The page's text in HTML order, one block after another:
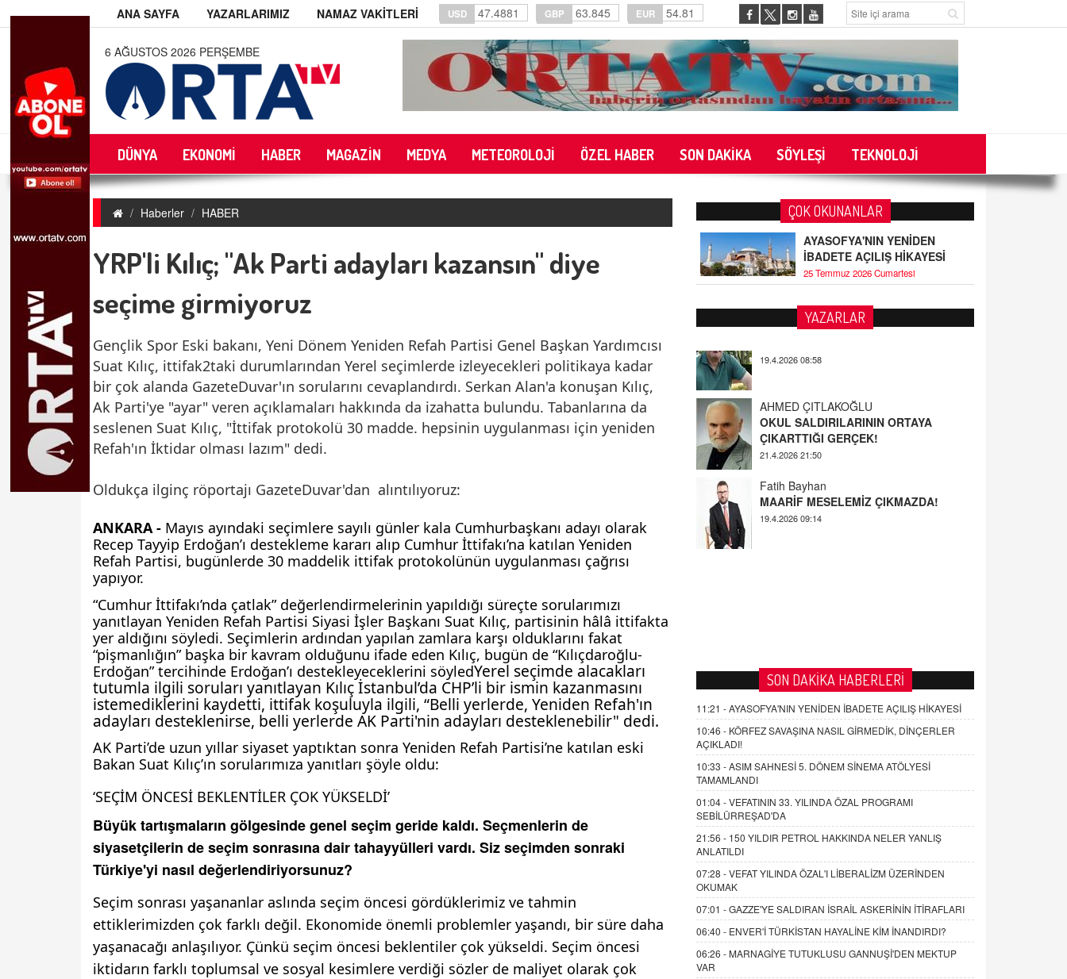
ANA SAYFA YAZARLARIMIZ NAMAZ VAKİTLERİ USD 47.4881 GBP 63.845 EUR 54.81
6 AĞUSTOS 2026 PERŞEMBE
DÜNYA EKONOMİ HABER MAGAZİN MEDYA METEOROLOJİ ÖZEL HABER SON DAKİKA SÖYLEŞİ TEKNOLOJİ
Haberler HABER
YRP'li Kılıç; "Ak Parti adayları kazansın" diye
seçime girmiyoruz
Gençlik Spor Eski bakanı, Yeni Dönem Yeniden Refah Partisi Genel Başkan Yardımcısı
Suat Kılıç, ittifak2taki durumlarından Yerel seçimlerde izleyecekleri politikaya kadar
bir çok alanda GazeteDuvar'ın sorularını cevaplandırdı. Serkan Alan'a konuşan Kılıç,
Ak Parti'ye "ayar" veren açıklamaları hakkında da izahatta bulundu. Tabanlarına da
seslenen Suat Kılıç, "İttifak protokolü 30 madde. hepsinin uygulanması için yeniden
Refah'ın İktidar olması lazım" dedi.
Oldukça ilginç röportajı GazeteDuvar'dan alıntılıyoruz:
ANKARA - Mayıs ayındaki seçimlere sayılı günler kala Cumhurbaşkanı adayı olarak
Recep Tayyip Erdoğan’ı destekleme kararı alıp Cumhur İttifakı’na katılan Yeniden
Refah Partisi, bugünlerde 30 maddelik ittifak protokolünün uygulanması çağrısı
yapıyor.
“Cumhur İttifakı’nda çatlak” değerlendirmelerinin yapıldığı süreçte sorularımızı
yanıtlayan Yeniden Refah Partisi Siyasi İşler Başkanı Suat Kılıç, partisinin hâlâ ittifakta
yer aldığını söyledi. Seçimlerin ardından yapılan zamlara karşı olduklarını fakat
“pişmanlığın” başka bir kavram olduğunu ifade eden Kılıç, bugün de “Kılıçdaroğlu-
Erdoğan” tercihinde Erdoğan’ı destekleyeceklerini söyledYerel seçimde alacakları
tutumla ilgili soruları yanıtlayan Kılıç İstanbul’da CHP’li bir ismin kazanmasını
istemediklerini kaydetti, ittifak koşuluyla ilgili, “Belli yerlerde, Yeniden Refah'ın
adayları desteklenirse, belli yerlerde AK Parti'nin adayları desteklenebilir" dedi.
AK Parti’de uzun yıllar siyaset yaptıktan sonra Yeniden Refah Partisi’ne katılan eski
Bakan Suat Kılıç’ın sorularımıza yanıtları şöyle oldu:
‘SEÇİM ÖNCESİ BEKLENTİLER ÇOK YÜKSELDİ’
Büyük tartışmaların gölgesinde genel seçim geride kaldı. Seçmenlerin de
siyasetçilerin de seçim sonrasına dair tahayyülleri vardı. Siz seçimden sonraki
Türkiye'yi nasıl değerlendiriyorsunuz?
Seçim sonrası yaşananlar aslında seçim öncesi gördüklerimiz ve tahmin
ettiklerimizden çok farklı değil. Ekonomide önemli problemler yaşandı, bir süre daha
yaşanacağı anlaşılıyor. Çünkü seçim öncesi beklentiler çok yükseldi. Seçim öncesi
iktidarın farklı toplumsal ve sosyal kesimlere verdiği sözler de maliyet olarak çok
ÇOK OKUNANLAR
AYASOFYA'NIN YENİDEN
İBADETE AÇILIŞ HİKAYESİ
25 Temmuz 2026 Cumartesi
YAZARLAR
AHMED ÇITLAKOĞLU
21.4.2026 21:50
Fatih Bayhan
MAARİF MESELEMİZ ÇIKMAZDA!
YUSUF YAVUZYILMAZ
SON DAKİKA HABERLERİ
11:21 -AYASOFYA'NIN YENİDEN İBADETE AÇILIŞ HİKAYESİ
10:46 - KÖRFEZ SAVAŞINA NASIL GİRMEDİK, DİNÇERLER
AÇIKLADI!
10:33 -ASIM SAHNESİ 5. DÖNEM SİNEMA ATÖLYESİ
TAMAMLANDI
01:04 -VEFATININ 33. YILINDA ÖZAL PROGRAMI
SEBİLÜRREŞAD'DA
21:56 - 150 YILDIR PETROL HAKKINDA NELER YANLIŞ
ANLATILDI
07:28 -VEFAT YILINDA ÖZAL'I LİBERALİZM ÜZERİNDEN
OKUMAK
07:01 -GAZZE'YE SALDIRAN İSRAİL ASKERİNİN İTİRAFLARI
06:40 - ENVER'İ TÜRKİSTAN HAYALİNE KİM İNANDIRDI?
06:26 - MARNAGİYE TUTUKLUSU GANNUŞİ'DEN MEKTUP
VAR